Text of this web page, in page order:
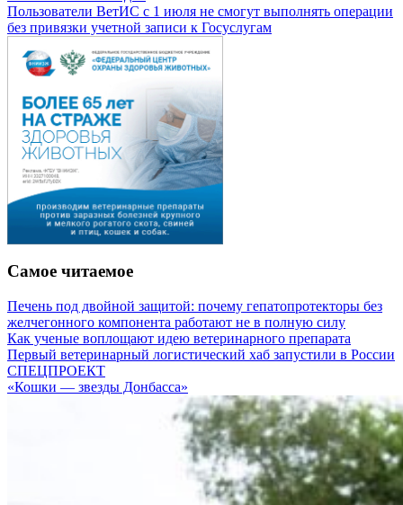
Пользователи ВетИС с 1 июля не смогут выполнять операции
без привязки учетной записи к Госуслугам
Самое читаемое
Печень под двойной защитой: почему гепатопротекторы без
желчегонного компонента работают не в полную силу
Как ученые воплощают идею ветеринарного препарата
Первый ветеринарный логистический хаб запустили в России
СПЕЦПРОЕКТ
«Кошки — звезды Донбасса»